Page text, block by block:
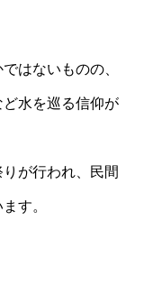
はないものの、
水を巡る信仰が
が行われ、民間
す。